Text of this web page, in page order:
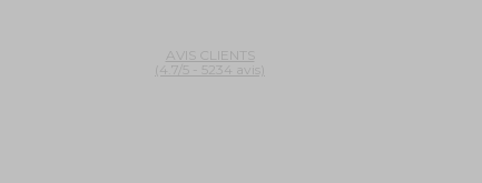
AVIS CLIENTS
(4.7/5 - 5234 avis)